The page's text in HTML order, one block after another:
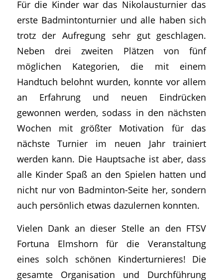
Für die Kinder war das Nikolausturnier das
erste Badmintonturnier und alle haben sich
trotz der Aufregung sehr gut geschlagen.
Neben drei zweiten Plätzen von fünf
möglichen Kategorien, die mit einem
Handtuch belohnt wurden, konnte vor allem
an Erfahrung und neuen Eindrücken
gewonnen werden, sodass in den nächsten
Wochen mit größter Motivation für das
nächste Turnier im neuen Jahr trainiert
werden kann. Die Hauptsache ist aber, dass
alle Kinder Spaß an den Spielen hatten und
nicht nur von Badminton-Seite her, sondern
auch persönlich etwas dazulernen konnten.
Vielen Dank an dieser Stelle an den FTSV
Fortuna Elmshorn für die Veranstaltung
eines solch schönen Kinderturnieres! Die
gesamte Organisation und Durchführung